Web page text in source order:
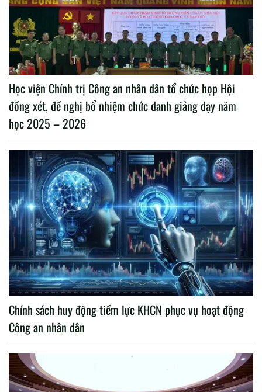
Học viện Chính trị Công an nhân dân tổ chức họp Hội
đồng xét, đề nghị bổ nhiệm chức danh giảng dạy năm
học 2025 – 2026
Chính sách huy động tiềm lực KHCN phục vụ hoạt động
Công an nhân dân